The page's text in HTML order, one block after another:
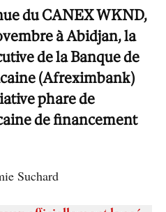
du CANEX WKND,
à Abidjan, la
de la Banque de
(Afreximbank)
phare de
de financement
Suchard